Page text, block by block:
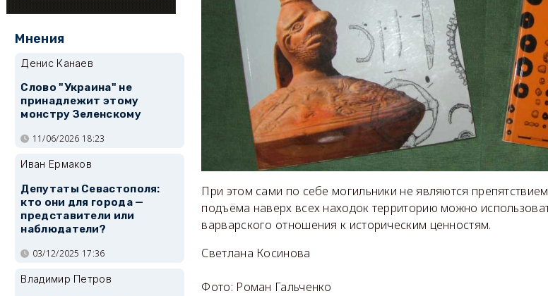
При этом сами по себе могильники не являются
подъёма наверх всех находок территорию можно
варварского отношения к историческим ценностям.
Светлана Косинова
Фото: Роман Гальченко
Мнения
Денис Канаев
Слово "Украина" не
принадлежит этому
монстру Зеленскому
11/06/2026 18:23
Иван Ермаков
Депутаты Севастополя:
кто они для города —
представители или
наблюдатели?
03/12/2025 17:36
Владимир Петров